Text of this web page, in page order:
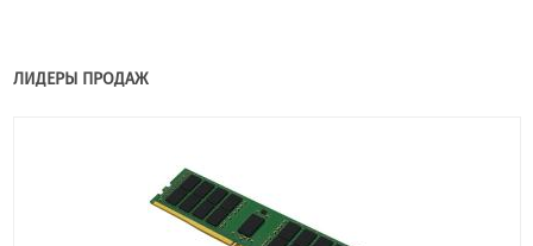
ЛИДЕРЫ ПРОДАЖ